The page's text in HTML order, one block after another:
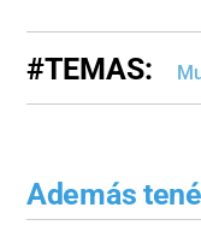
#TEMAS:
Además